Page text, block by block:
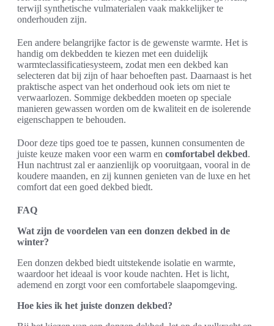
terwijl synthetische vulmaterialen vaak makkelijker te
onderhouden zijn.
Een andere belangrijke factor is de gewenste warmte. Het is
handig om dekbedden te kiezen met een duidelijk
warmteclassificatiesysteem, zodat men een dekbed kan
selecteren dat bij zijn of haar behoeften past. Daarnaast is het
praktische aspect van het onderhoud ook iets om niet te
verwaarlozen. Sommige dekbedden moeten op speciale
manieren gewassen worden om de kwaliteit en de isolerende
eigenschappen te behouden.
Door deze tips goed toe te passen, kunnen consumenten de
juiste keuze maken voor een warm en comfortabel dekbed.
Hun nachtrust zal er aanzienlijk op vooruitgaan, vooral in de
koudere maanden, en zij kunnen genieten van de luxe en het
comfort dat een goed dekbed biedt.
FAQ
Wat zijn de voordelen van een donzen dekbed in de
winter?
Een donzen dekbed biedt uitstekende isolatie en warmte,
waardoor het ideaal is voor koude nachten. Het is licht,
ademend en zorgt voor een comfortabele slaapomgeving.
Hoe kies ik het juiste donzen dekbed?